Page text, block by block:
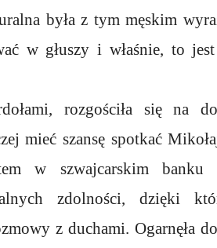
była z tym męskim
w głuszy i właśnie, to
rozgościła się na
mieć szansę spotkać
w szwajcarskim
zdolności, dzięki
z duchami. Ogarnęła